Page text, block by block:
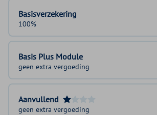
Basisverzekering
100%
Basis Plus Module
geen extra vergoeding
Aanvullend
geen extra vergoeding